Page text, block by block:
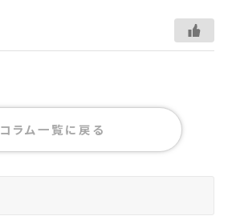
コラム一覧に戻る